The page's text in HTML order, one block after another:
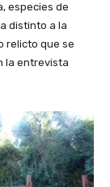
especies de
distinto a la
relicto que se
la entrevista